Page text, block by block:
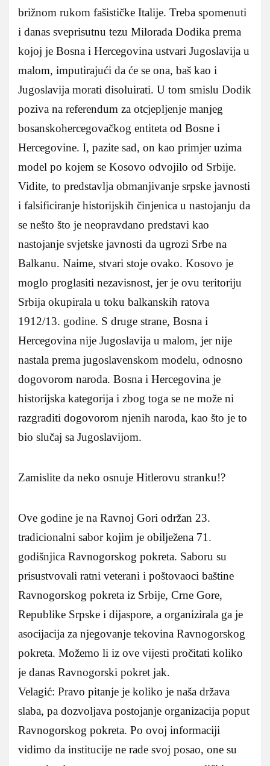
brižnom rukom fašističke Italije. Treba spomenuti
i danas sveprisutnu tezu Milorada Dodika prema
kojoj je Bosna i Hercegovina ustvari Jugoslavija u
malom, imputirajući da će se ona, baš kao i
Jugoslavija morati disoluirati. U tom smislu Dodik
poziva na referendum za otcjepljenje manjeg
bosanskohercegovačkog entiteta od Bosne i
Hercegovine. I, pazite sad, on kao primjer uzima
model po kojem se Kosovo odvojilo od Srbije.
Vidite, to predstavlja obmanjivanje srpske javnosti
i falsificiranje historijskih činjenica u nastojanju da
se nešto što je neopravdano predstavi kao
nastojanje svjetske javnosti da ugrozi Srbe na
Balkanu. Naime, stvari stoje ovako. Kosovo je
moglo proglasiti nezavisnost, jer je ovu teritoriju
Srbija okupirala u toku balkanskih ratova
1912/13. godine. S druge strane, Bosna i
Hercegovina nije Jugoslavija u malom, jer nije
nastala prema jugoslavenskom modelu, odnosno
dogovorom naroda. Bosna i Hercegovina je
historijska kategorija i zbog toga se ne može ni
razgraditi dogovorom njenih naroda, kao što je to
bio slučaj sa Jugoslavijom.
Zamislite da neko osnuje Hitlerovu stranku!?
Ove godine je na Ravnoj Gori održan 23.
tradicionalni sabor kojim je obilježena 71.
godišnjica Ravnogorskog pokreta. Saboru su
prisustvovali ratni veterani i poštovaoci baštine
Ravnogorskog pokreta iz Srbije, Crne Gore,
Republike Srpske i dijaspore, a organizirala ga je
asocijacija za njegovanje tekovina Ravnogorskog
pokreta. Možemo li iz ove vijesti pročitati koliko
je danas Ravnogorski pokret jak.
Velagić: Pravo pitanje je koliko je naša država
slaba, pa dozvoljava postojanje organizacija poput
Ravnogorskog pokreta. Po ovoj informaciji
vidimo da institucije ne rade svoj posao, one su